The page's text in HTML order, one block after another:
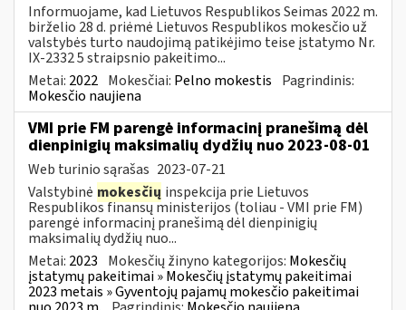
Informuojame, kad Lietuvos Respublikos Seimas 2022 m.
birželio 28 d. priėmė Lietuvos Respublikos mokesčio už
valstybės turto naudojimą patikėjimo teise įstatymo Nr.
IX-2332 5 straipsnio pakeitimo...
Metai: 2022 Mokesčiai: Pelno mokestis Pagrindinis:
Mokesčio naujiena
VMI prie FM parengė informacinį pranešimą dėl
dienpinigių maksimalių dydžių nuo 2023-08-01
Web turinio sąrašas 2023-07-21
Valstybinė mokesčių inspekcija prie Lietuvos
Respublikos finansų ministerijos (toliau - VMI prie FM)
parengė informacinį pranešimą dėl dienpinigių
maksimalių dydžių nuo...
Metai: 2023 Mokesčių žinyno kategorijos: Mokesčių
įstatymų pakeitimai » Mokesčių įstatymų pakeitimai
2023 metais » Gyventojų pajamų mokesčio pakeitimai